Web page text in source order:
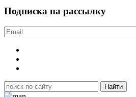
Подписка на рассылку